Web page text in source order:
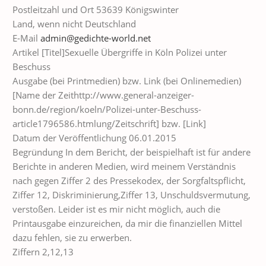
Postleitzahl und Ort 53639 Königswinter
Land, wenn nicht Deutschland
E-Mail admin@gedichte-world.net
Artikel [Titel]Sexuelle Übergriffe in Köln Polizei unter
Beschuss
Ausgabe (bei Printmedien) bzw. Link (bei Onlinemedien)
[Name der Zeithttp://www.general-anzeiger-
bonn.de/region/koeln/Polizei-unter-Beschuss-
article1796586.htmlung/Zeitschrift] bzw. [Link]
Datum der Veröffentlichung 06.01.2015
Begründung In dem Bericht, der beispielhaft ist für andere
Berichte in anderen Medien, wird meinem Verständnis
nach gegen Ziffer 2 des Pressekodex, der Sorgfaltspflicht,
Ziffer 12, Diskriminierung,Ziffer 13, Unschuldsvermutung,
verstoßen. Leider ist es mir nicht möglich, auch die
Printausgabe einzureichen, da mir die finanziellen Mittel
dazu fehlen, sie zu erwerben.
Ziffern 2,12,13